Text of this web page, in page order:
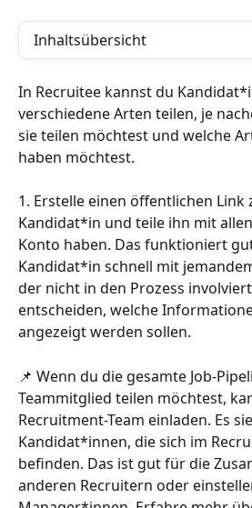
Inhaltsübersicht
In Recruitee kannst du
verschiedene Arten teilen, je
sie teilen möchtest und welche
haben möchtest.
1. Erstelle einen öffentlichen
Kandidat*in und teile ihn mit
Konto haben. Das funktioniert
Kandidat*in schnell mit
der nicht in den Prozess
entscheiden, welche
angezeigt werden sollen.
📌 Wenn du die gesamte Job-
Teammitglied teilen möchtest,
Recruitment-Team einladen. Es
Kandidat*innen, die sich im
befinden. Das ist gut für die
anderen Recruitern oder